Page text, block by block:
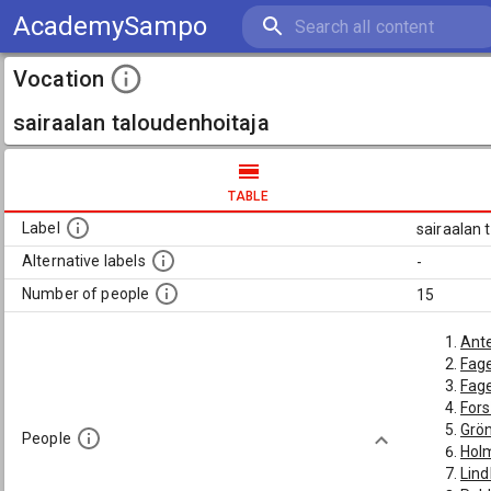
AcademySampo
Vocation
sairaalan taloudenhoitaja
TABLE
Label
sairaalan
Alternative labels
-
Number of people
15
People